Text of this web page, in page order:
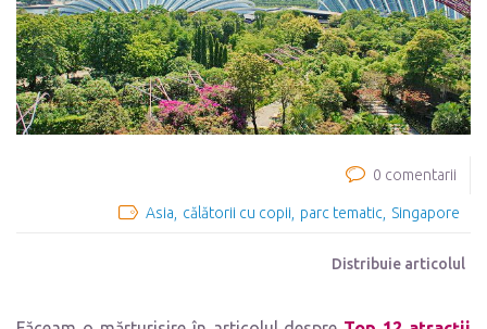
0 comentarii
Asia călătorii cu copii parc tematic Singapore
Distribuie articolul